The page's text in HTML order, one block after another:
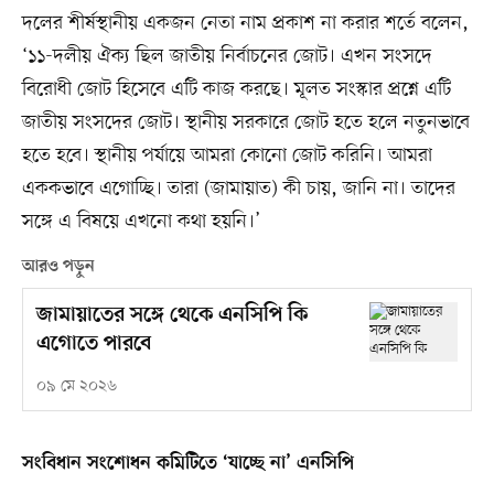
দলের শীর্ষস্থানীয় একজন নেতা নাম প্রকাশ না করার শর্তে বলেন,
‘১১-দলীয় ঐক্য ছিল জাতীয় নির্বাচনের জোট। এখন সংসদে
বিরোধী জোট হিসেবে এটি কাজ করছে। মূলত সংস্কার প্রশ্নে এটি
জাতীয় সংসদের জোট। স্থানীয় সরকারে জোট হতে হলে নতুনভাবে
হতে হবে। স্থানীয় পর্যায়ে আমরা কোনো জোট করিনি। আমরা
এককভাবে এগোচ্ছি। তারা (জামায়াত) কী চায়, জানি না। তাদের
সঙ্গে এ বিষয়ে এখনো কথা হয়নি।’
আরও পড়ুন
জামায়াতের সঙ্গে থেকে এনসিপি কি
এগোতে পারবে
০৯ মে ২০২৬
সংবিধান সংশোধন কমিটিতে ‘যাচ্ছে না’ এনসিপি